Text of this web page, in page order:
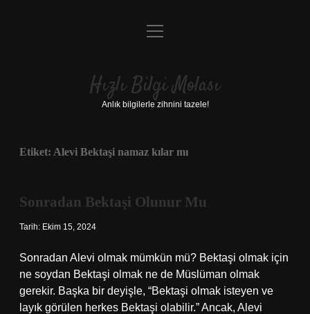
Anasayfa
Yasal Uyarı
menüyü
Hızlı Bilgi Molası
Anlık bilgilerle zihnini tazele!
Etiket: Alevi Bektaşi namaz kılar mı
Sonradan Bektaşi Olunur Mu
Tarih: Ekim 15, 2024
Sonradan Alevi olmak mümkün mü? Bektaşi olmak için
ne soydan Bektaşi olmak ne de Müslüman olmak
gerekir. Başka bir deyişle, “Bektaşi olmak isteyen ve
layık görülen herkes Bektaşi olabilir.” Ancak, Alevi